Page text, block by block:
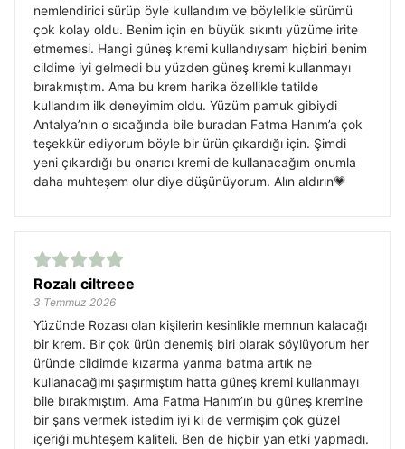
nemlendirici sürüp öyle kullandım ve böylelikle sürümü
çok kolay oldu. Benim için en büyük sıkıntı yüzüme irite
etmemesi. Hangi güneş kremi kullandıysam hiçbiri benim
cildime iyi gelmedi bu yüzden güneş kremi kullanmayı
bırakmıştım. Ama bu krem harika özellikle tatilde
kullandım ilk deneyimim oldu. Yüzüm pamuk gibiydi
Antalya’nın o sıcağında bile buradan Fatma Hanım’a çok
teşekkür ediyorum böyle bir ürün çıkardığı için. Şimdi
yeni çıkardığı bu onarıcı kremi de kullanacağım onumla
daha muhteşem olur diye düşünüyorum. Alın aldırın💗
Rozalı ciltreee
3 Temmuz 2026
Yüzünde Rozası olan kişilerin kesinlikle memnun kalacağı
bir krem. Bir çok ürün denemiş biri olarak söylüyorum her
üründe cildimde kızarma yanma batma artık ne
kullanacağımı şaşırmıştım hatta güneş kremi kullanmayı
bile bırakmıştım. Ama Fatma Hanım’ın bu güneş kremine
bir şans vermek istedim iyi ki de vermişim çok güzel
içeriği muhteşem kaliteli. Ben de hiçbir yan etki yapmadı.